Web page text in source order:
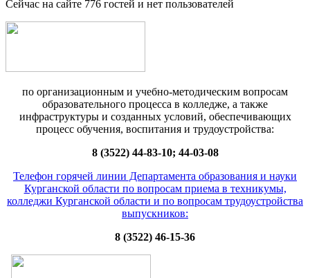
Сейчас на сайте 776 гостей и нет пользователей
по организационным и учебно-методическим вопросам
образовательного процесса в колледже, а также
инфраструктуры и созданных условий, обеспечивающих
процесс обучения, воспитания и трудоустройства:
8 (3522) 44-83-10; 44-03-08
Телефон горячей линии Департамента образования и науки
Курганской области по вопросам приема в техникумы,
колледжи Курганской области и по вопросам трудоустройства
выпускников:
8 (3522) 46-15-36